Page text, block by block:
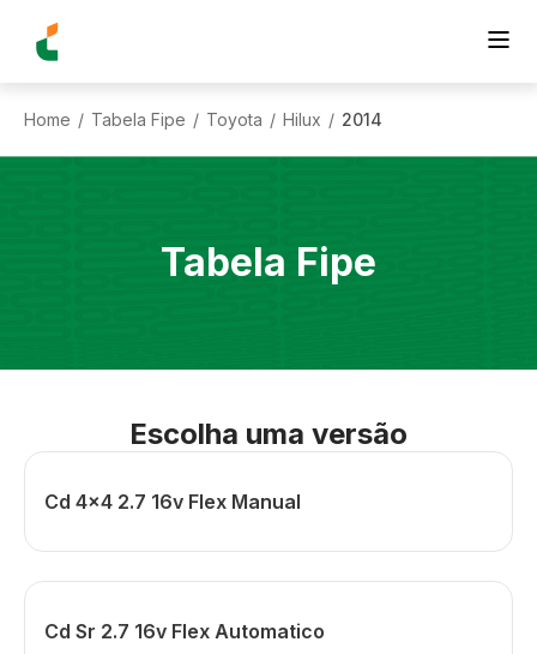
Home / Tabela Fipe / Toyota / Hilux / 2014
Tabela Fipe
Escolha uma versão
Cd 4x4 2.7 16v Flex Manual
Cd Sr 2.7 16v Flex Automatico